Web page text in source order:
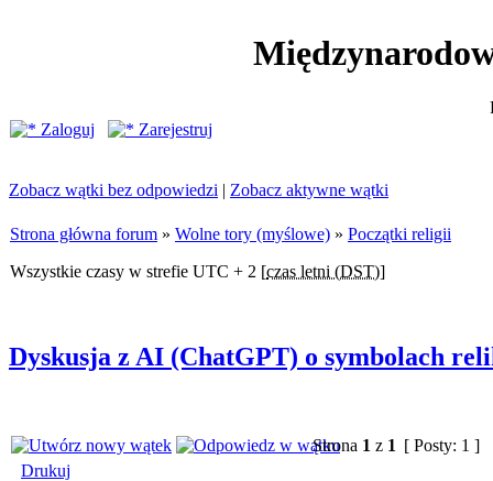
Zaloguj
Zarejestruj
Zobacz wątki bez odpowiedzi | Zobacz aktywne wątki
Strona główna forum » Wolne tory (myślowe) » Początki religii
Wszystkie czasy w strefie UTC + 2 [czas letni (DST)]
Dyskusja z AI (ChatGPT) o symbolach
Strona 1 z 1 [ Posty: 1 ]
Drukuj